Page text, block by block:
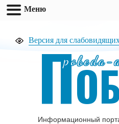
Версия для
П
Информационный
Меню